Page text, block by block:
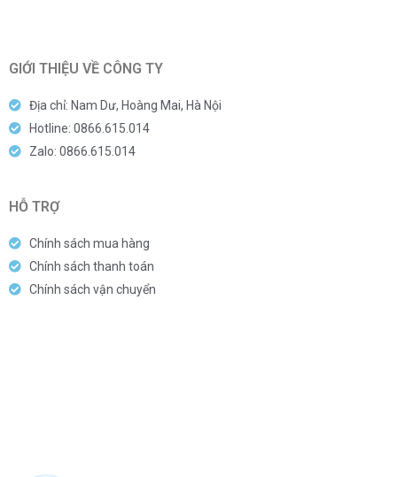
GIỚI THIỆU VỀ CÔNG TY
Địa chỉ: Nam Dư, Hoàng Mai, Hà Nội
Hotline: 0866.615.014
Zalo: 0866.615.014
HỖ TRỢ
Chính sách mua hàng
Chính sách thanh toán
Chính sách vận chuyển